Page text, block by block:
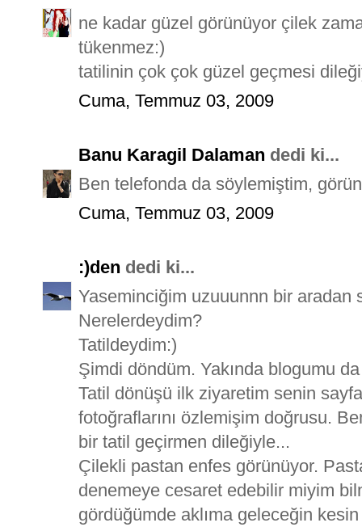
ne kadar güzel görünüyor çilek
tükenmez:)
tatilinin çok çok güzel geçmesi
Cuma, Temmuz 03, 2009
Banu Karagil Dalaman dedi ki...
Ben telefonda da söylemiştim,
Cuma, Temmuz 03, 2009
:)den dedi ki...
Yaseminciğim uzuuunnn bir aradan
Nerelerdeydim?
Tatildeydim:)
Şimdi döndüm. Yakında blogumu
Tatil dönüşü ilk ziyaretim senin
fotoğraflarını özlemişim doğrusu.
bir tatil geçirmen dileğiyle...
Çilekli pastan enfes görünüyor.
denemeye cesaret edebilir miyim
gördüğümde aklıma geleceğin